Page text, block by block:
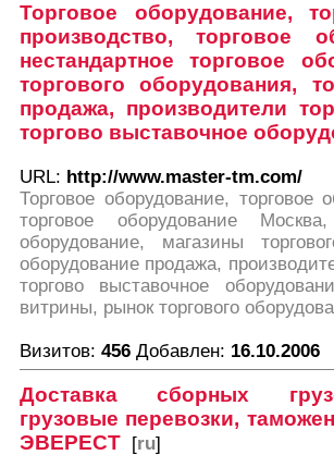
Торговое оборудование,
производство, торговое
нестандартное торговое
торгового оборудования,
продажа, производители
торгово выставочное
URL: http://www.master-tm.com/
Торговое оборудование, торговое
торговое оборудование
оборудование, магазины
оборудование продажа,
торгово выставочное
витрины, рынок торгового
Визитов: 456 Добавлен: 16.10.2006
Доставка сборных
грузовые перевозки,
ЭВЕРЕСТ [ru]